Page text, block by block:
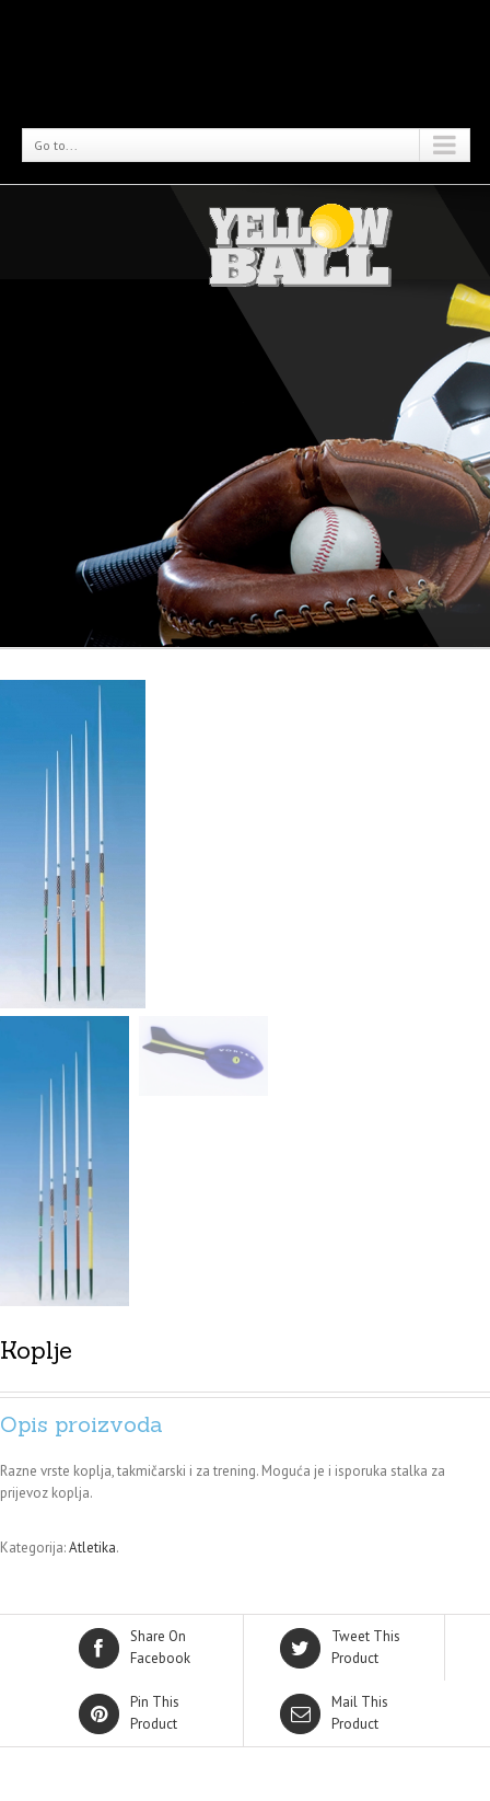
Go to...
Koplje
Opis proizvoda
Razne vrste koplja, takmičarski i za trening. Moguća je i isporuka stalka za
prijevoz koplja.
Kategorija:Atletika.
Share On
Facebook
Tweet This
Product
Pin This
Product
Mail This
Product